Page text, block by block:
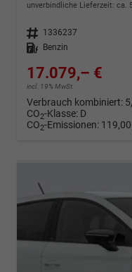
unverbindliche Lieferzeit: ca.
Fahrzeugnr. 1336237
Kraftstoff
Benzin
17.079,– €
incl. 19% MwSt.
Verbrauch kombiniert:
CO2-Klasse: D
CO2-Emissionen: